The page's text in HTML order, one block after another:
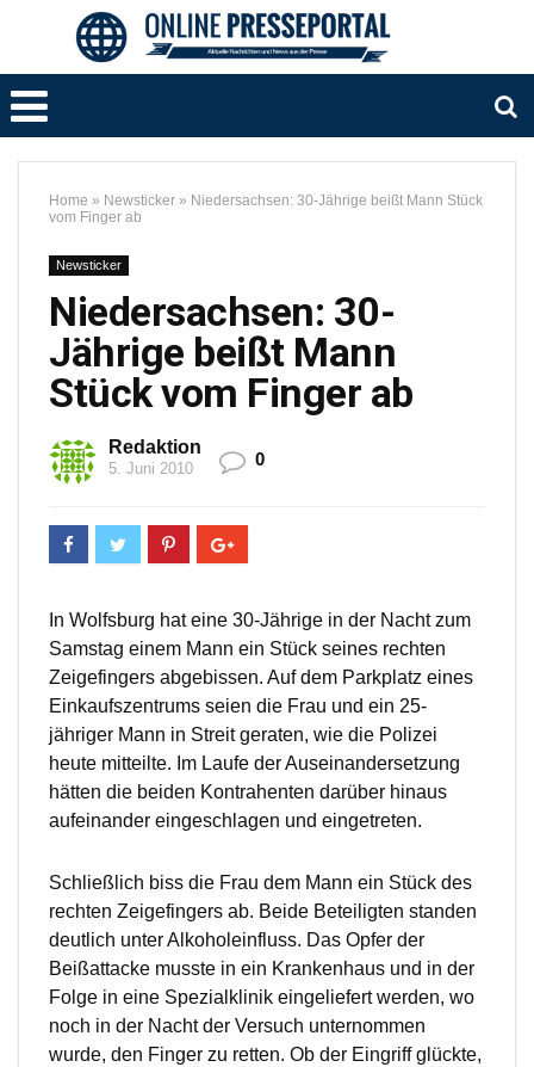
Home » Newsticker » Niedersachsen: 30-Jährige beißt Mann Stück
vom Finger ab
Newsticker
Niedersachsen: 30-
Jährige beißt Mann
Stück vom Finger ab
Redaktion
5. Juni 2010 0
In Wolfsburg hat eine 30-Jährige in der Nacht zum
Samstag einem Mann ein Stück seines rechten
Zeigefingers abgebissen. Auf dem Parkplatz eines
Einkaufszentrums seien die Frau und ein 25-
jähriger Mann in Streit geraten, wie die Polizei
heute mitteilte. Im Laufe der Auseinandersetzung
hätten die beiden Kontrahenten darüber hinaus
aufeinander eingeschlagen und eingetreten.
Schließlich biss die Frau dem Mann ein Stück des
rechten Zeigefingers ab. Beide Beteiligten standen
deutlich unter Alkoholeinfluss. Das Opfer der
Beißattacke musste in ein Krankenhaus und in der
Folge in eine Spezialklinik eingeliefert werden, wo
noch in der Nacht der Versuch unternommen
wurde, den Finger zu retten. Ob der Eingriff glückte,